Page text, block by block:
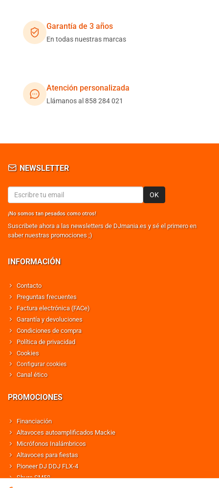
Garantía de 3 años
En todas nuestras marcas
Atención personalizada
Llámanos al 858 284 021
NEWSLETTER
OK
¡No somos tan pesados como otros!
Suscribete ahora a las newsletters de DJmania.es y sé el primero en
saber nuestras promociones ;)
INFORMACIÓN
Contacto
Preguntas frecuentes
Factura electrónica (FACe)
Garantía y devoluciones
Condiciones de compra
Política de privacidad
Cookies
Configurar cookies
Canal ético
PROMOCIONES
Financiación
Altavoces autoamplificados Mackie
Micrófonos Inalámbricos
Altavoces para fiestas
Pioneer DJ DDJ FLX-4
Shure SM58